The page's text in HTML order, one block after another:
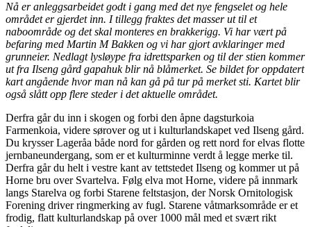
Nå er anleggsarbeidet godt i gang med det nye fengselet og hele
området er gjerdet inn. I tillegg fraktes det masser ut til et
naboområde og det skal monteres en brakkerigg. Vi har vært på
befaring med Martin M Bakken og vi har gjort avklaringer med
grunneier. Nedlagt lysløype fra idrettsparken og til der stien kommer
ut fra Ilseng gård gapahuk blir nå blåmerket. Se bildet for oppdatert
kart angående hvor man nå kan gå på tur på merket sti. Kartet blir
også slått opp flere steder i det aktuelle området.
Derfra går du inn i skogen og forbi den åpne dagsturkoia
Farmenkoia, videre sørover og ut i kulturlandskapet ved Ilseng gård.
Du krysser Lageråa både nord for gården og rett nord for elvas flotte
jernbaneundergang, som er et kulturminne verdt å legge merke til.
Derfra går du helt i vestre kant av tettstedet Ilseng og kommer ut på
Horne bru over Svartelva. Følg elva mot Horne, videre på innmark
langs Starelva og forbi Starene feltstasjon, der Norsk Ornitologisk
Forening driver ringmerking av fugl. Starene våtmarksområde er et
frodig, flatt kulturlandskap på over 1000 mål med et svært rikt